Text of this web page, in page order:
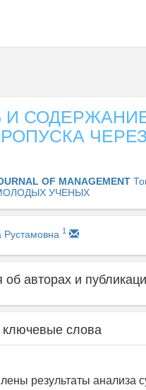
И
OF MANAGEMENT
УЧЕНЫХ
1
авторах и
ключевые слова
результаты анализа